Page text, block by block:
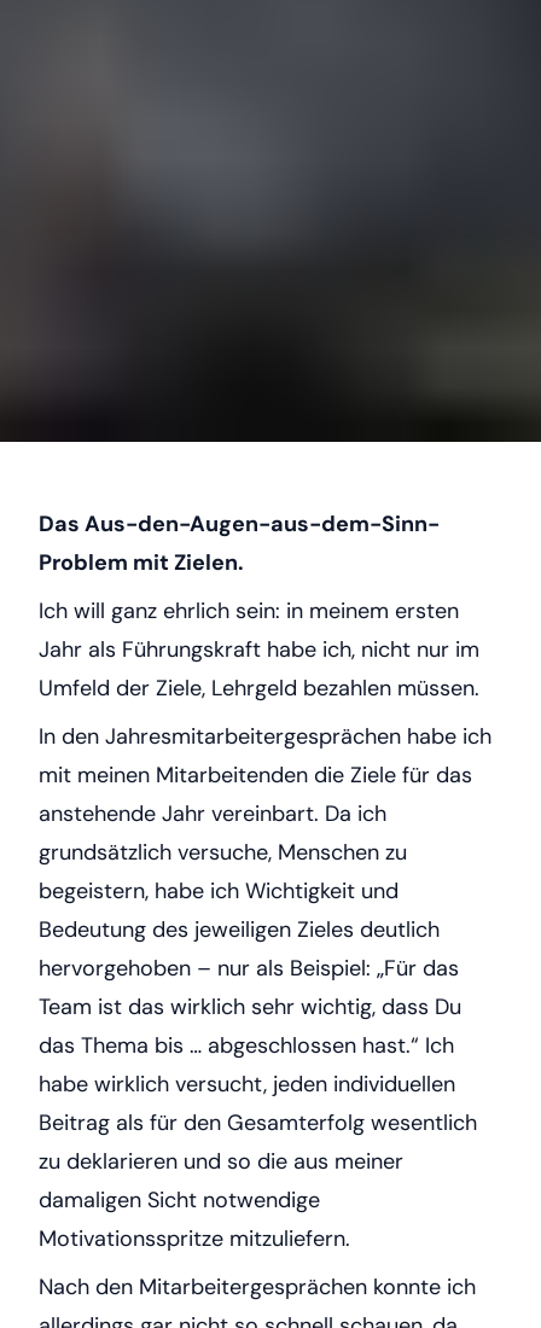
Das Aus-den-Augen-aus-dem-Sinn-
Problem mit Zielen.
Ich will ganz ehrlich sein: in meinem ersten
Jahr als Führungskraft habe ich, nicht nur im
Umfeld der Ziele, Lehrgeld bezahlen müssen.
In den Jahresmitarbeitergesprächen habe ich
mit meinen Mitarbeitenden die Ziele für das
anstehende Jahr vereinbart. Da ich
grundsätzlich versuche, Menschen zu
begeistern, habe ich Wichtigkeit und
Bedeutung des jeweiligen Zieles deutlich
hervorgehoben – nur als Beispiel: „Für das
Team ist das wirklich sehr wichtig, dass Du
das Thema bis … abgeschlossen hast.“ Ich
habe wirklich versucht, jeden individuellen
Beitrag als für den Gesamterfolg wesentlich
zu deklarieren und so die aus meiner
damaligen Sicht notwendige
Motivationsspritze mitzuliefern.
Nach den Mitarbeitergesprächen konnte ich